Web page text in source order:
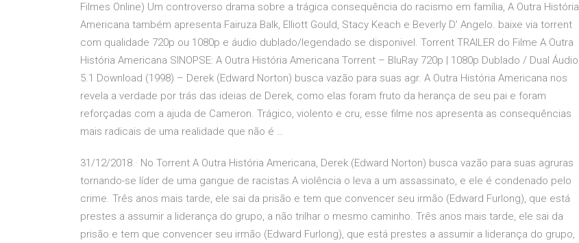
Filmes Online) Um controverso drama sobre a trágica consequência do racismo em família, A Outra História
Americana também apresenta Fairuza Balk, Elliott Gould, Stacy Keach e Beverly D’ Angelo. baixe via torrent
com qualidade 720p ou 1080p e áudio dublado/legendado se disponivel. Torrent TRAILER do Filme A Outra
História Americana SINOPSE: A Outra História Americana Torrent – BluRay 720p | 1080p Dublado / Dual Áudio
5.1 Download (1998) – Derek (Edward Norton) busca vazão para suas agr. A Outra História Americana nos
revela a verdade por trás das ideias de Derek, como elas foram fruto da herança de seu pai e foram
reforçadas com a ajuda de Cameron. Trágico, violento e cru, esse filme nos apresenta as consequências
mais radicais de uma realidade que não é …
31/12/2018 · No Torrent A Outra História Americana, Derek (Edward Norton) busca vazão para suas agruras
tornando-se líder de uma gangue de racistas.A violência o leva a um assassinato, e ele é condenado pelo
crime. Três anos mais tarde, ele sai da prisão e tem que convencer seu irmão (Edward Furlong), que está
prestes a assumir a liderança do grupo, a não trilhar o mesmo caminho. Três anos mais tarde, ele sai da
prisão e tem que convencer seu irmão (Edward Furlong), que está prestes a assumir a liderança do grupo,